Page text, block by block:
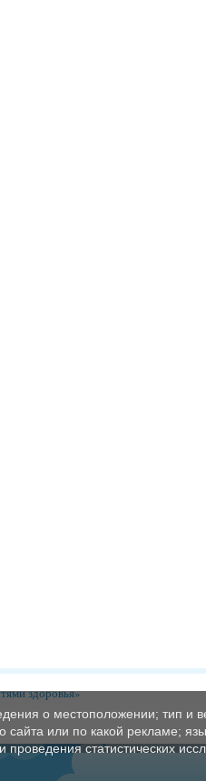
здоровья»
о местоположении; тип и
сайта или по какой рекламе;
статистических